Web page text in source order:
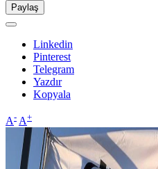
Paylaş
Linkedin
Pinterest
Telegram
Yazdır
Kopyala
A- A+